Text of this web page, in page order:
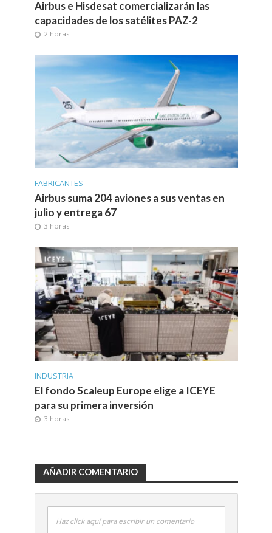
Airbus e Hisdesat comercializarán las
capacidades de los satélites PAZ-2
2 horas
FABRICANTES
Airbus suma 204 aviones a sus ventas en
julio y entrega 67
3 horas
INDUSTRIA
El fondo Scaleup Europe elige a ICEYE
para su primera inversión
3 horas
AÑADIR COMENTARIO
Haz click aquí para escribir un comentario